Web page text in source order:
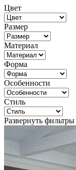
Цвет
Размер
Материал
Форма
Особенности
Стиль
Развернуть фильтры